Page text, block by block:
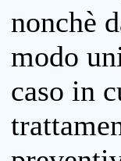
nonchè
modo
caso in